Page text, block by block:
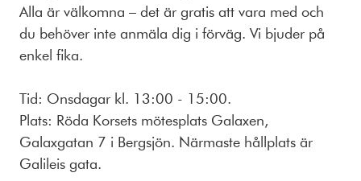
Alla är välkomna – det är gratis att vara med och
du behöver inte anmäla dig i förväg. Vi bjuder på
enkel fika.
Tid: Onsdagar kl. 13:00 - 15:00.
Plats: Röda Korsets mötesplats Galaxen,
Galaxgatan 7 i Bergsjön. Närmaste hållplats är
Galileis gata.